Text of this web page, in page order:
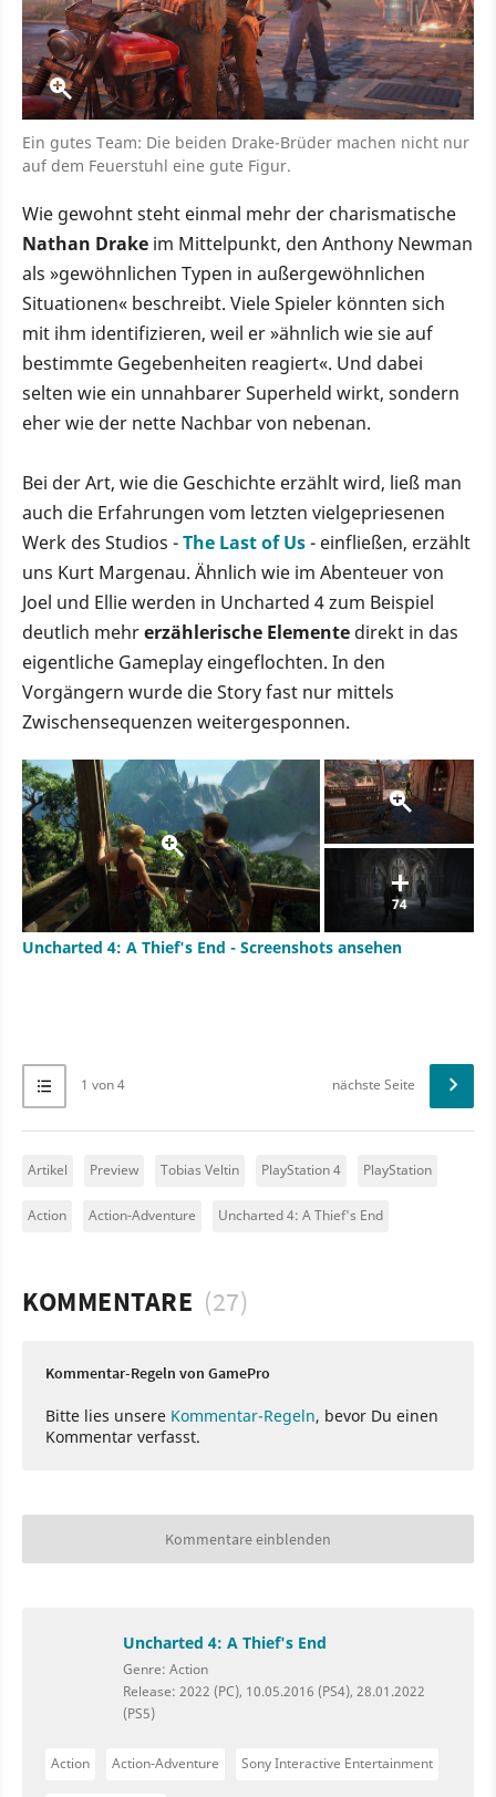
Ein gutes Team: Die beiden Drake-Brüder machen nicht nur
auf dem Feuerstuhl eine gute Figur.
Wie gewohnt steht einmal mehr der charismatische
Nathan Drake im Mittelpunkt, den Anthony Newman
als »gewöhnlichen Typen in außergewöhnlichen
Situationen« beschreibt. Viele Spieler könnten sich
mit ihm identifizieren, weil er »ähnlich wie sie auf
bestimmte Gegebenheiten reagiert«. Und dabei
selten wie ein unnahbarer Superheld wirkt, sondern
eher wie der nette Nachbar von nebenan.
Bei der Art, wie die Geschichte erzählt wird, ließ man
auch die Erfahrungen vom letzten vielgepriesenen
Werk des Studios -The Last of Us- einfließen, erzählt
uns Kurt Margenau. Ähnlich wie im Abenteuer von
Joel und Ellie werden in Uncharted 4 zum Beispiel
deutlich mehrerzählerische Elemente direkt in das
eigentliche Gameplay eingeflochten. In den
Vorgängern wurde die Story fast nur mittels
Zwischensequenzen weitergesponnen.
74
Uncharted 4: A Thief's End - Screenshots ansehen
1 von 4 nächste Seite
Artikel Preview Tobias Veltin PlayStation 4 PlayStation
Action Action-Adventure Uncharted 4: A Thief's End
KOMMENTARE (27)
Kommentar-Regeln von GamePro
Bitte lies unsere Kommentar-Regeln, bevor Du einen
Kommentar verfasst.
Kommentare einblenden
Uncharted 4: A Thief's End
Genre: Action
Release: 2022 (PC), 10.05.2016 (PS4), 28.01.2022
(PS5)
Action Action-Adventure Sony Interactive Entertainment